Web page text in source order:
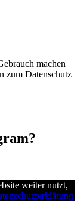
machen
zum Datenschutz
weiter nutzt,